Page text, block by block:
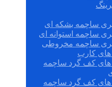
ساچمه بشکه ای
ساچمه استوانه ای
ساچمه مخروطی
های کارب
های کف گرد ساچمه
های کف گرد ساچمه